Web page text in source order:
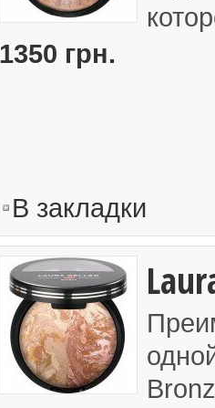
1350 грн.
В закладки